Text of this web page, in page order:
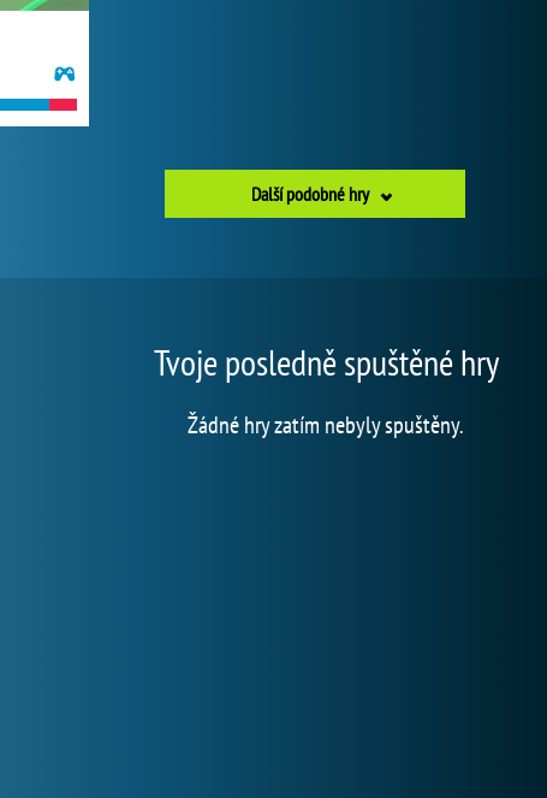
Další podobné hry
Tvoje posledně spuštěné hry
Žádné hry zatím nebyly spuštěny.